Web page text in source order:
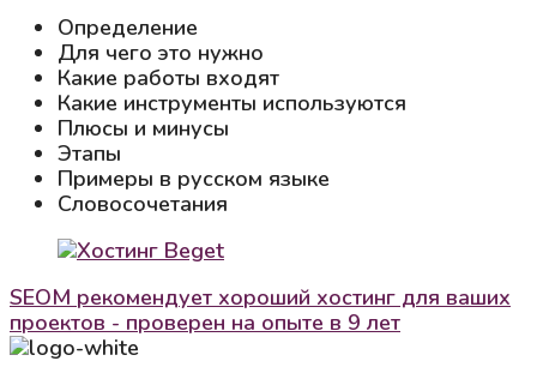
Определение
Для чего это нужно
Какие работы входят
Какие инструменты используются
Плюсы и минусы
Этапы
Примеры в русском языке
Словосочетания
SEOM рекомендует хороший хостинг для ваших
проектов - проверен на опыте в 9 лет